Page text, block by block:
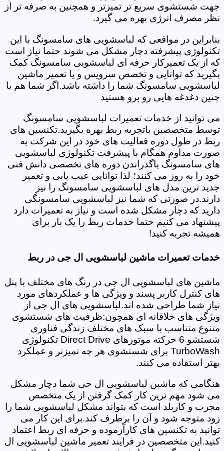
جهت شستشوی سریع تر تمیزتر و همچنین به صرفه تر از
نظر مصرف انرژی بهره می گیرد.
بنابراین در مواقعی که لباسشویی های سامسونگ با این
تکنولوژی پیشرفته دچار مشکل می شوند حتما نیاز است
که از یک تعمیرکار حرفه ای لباسشویی سامسونگ کمک
بگیرید که توانایی و تخصص سرویس و یا تعمیر ماشین
لباسشویی سامسونگ شما را داشته باشد.اگر شما هم با
چنین دغدغه هایی رو برو هستید
می توانید از خدمات تعمیرات لباسشویی سامسونگ
توسط متخصصین باتجربه ربط بهره بگیرید.تکنسین های
ربط در طول دوره فعالیت های خود در این شرکت به
صورت مداوم همگام با پیشرفت تکنولوژی لباسشویی
های سامسونگ باگذراندن دوره های تخصصی دانش فنی
خود را به روز می کنند؛ لذا توانایی عیب یابی و تعمیر
جدید ترین مدل های لباسشویی سامسونگ را نیز
دارند.در صورتی که شما نیز لباسشویی سامسونگی
دارید که دچار مشکل شده است و نیاز به تعمیرات دارد
پیشنهاد می کنیم حتما خدمات ربط را یک بار برای
همیشه تجربه کنید!
خدمات تعمیرات ماشین لباسشویی ال جی در ربط
ماشین های لباسشویی ال جی در رنگ های مختلف با پنل
های کنترل کاربر پسند و ویژگی ها و عملکردهای مورد
نیاز شما طراحی شده اند.لباسشویی های ال جی از
ویژگی های خلاقانه ای همچون:ظرفیت های شستشوی
متنوع متناسب با سبک های مختلف زندگی فناوری
شستشو 6 حرکته موتورهای Direct Drive تکنولوژِی
TurboWash برای شستشوی هر چه تمیزتر و عملکرد
بهتر استفاده می کنند.
هنگامی که ماشین لباسشویی ال جی شما دچار مشکل
می شود مهم ترین کار کمک گرفتن از یک متخصص
مجرب و کاربلد است که بتواند مشکل لباسشویی شما را
زود متوجه شود و آن را برطرف کند.برای این کار می
توانید به تکنسین های کارآزموده و حرفه ای ربط اعتماد
کنید.این متخصصین در فرایند تعمیر ماشین لباسشویی ال